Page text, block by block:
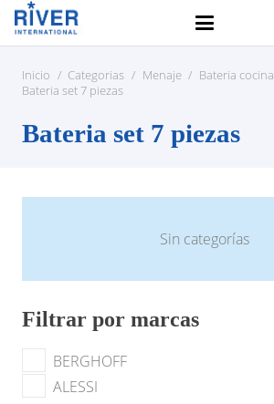
Inicio / Categorias / Menaje / Bateria cocina
Bateria set 7 piezas
Bateria set 7 piezas
Sin categorías
Filtrar por marcas
BERGHOFF
ALESSI